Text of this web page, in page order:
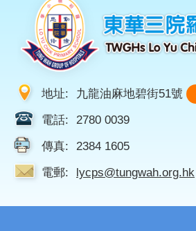
地址: 九龍油麻地碧街51號
電話: 2780 0039
傳真: 2384 1605
電郵: lycps@tungwah.org.hk